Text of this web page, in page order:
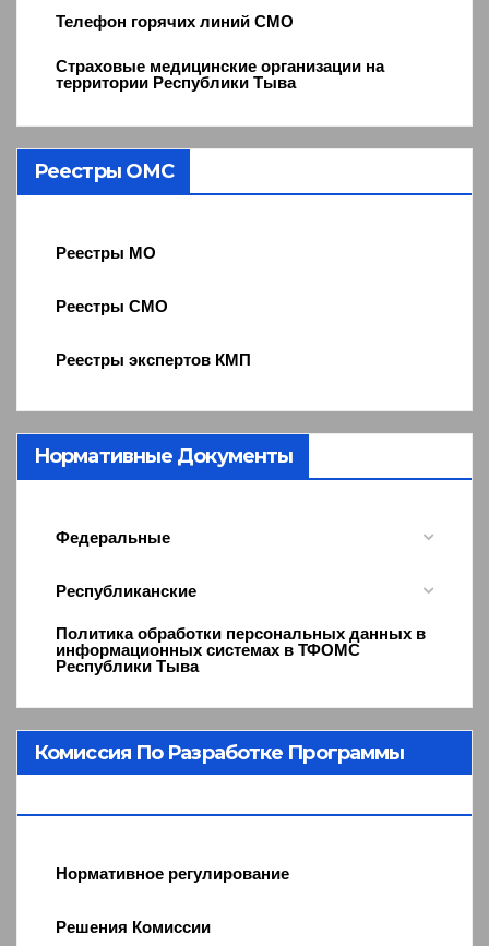
Телефон горячих линий СМО
Страховые медицинские организации на
территории Республики Тыва
Реестры ОМС
Реестры МО
Реестры СМО
Реестры экспертов КМП
Нормативные Документы
Федеральные
Республиканские
Политика обработки персональных данных в
информационных системах в ТФОМС
Республики Тыва
Комиссия По Разработке Программы
Нормативное регулирование
Решения Комиссии